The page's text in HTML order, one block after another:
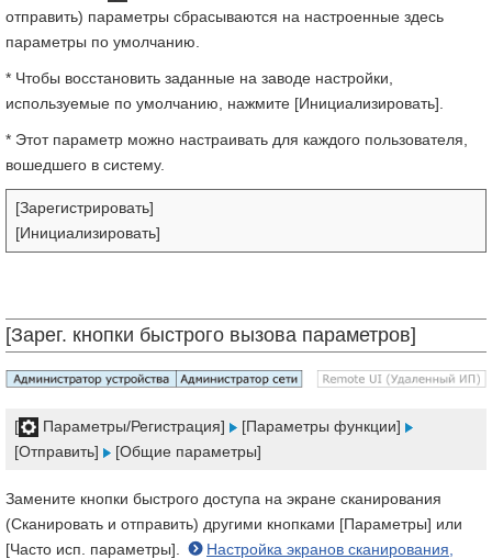
отправить) параметры сбрасываются на настроенные здесь
параметры по умолчанию.
* Чтобы восстановить заданные на заводе настройки,
используемые по умолчанию, нажмите [Инициализировать].
* Этот параметр можно настраивать для каждого пользователя,
вошедшего в систему.
[Зарегистрировать]
[Инициализировать]
[Зарег. кнопки быстрого вызова параметров]
[ Параметры/Регистрация]
[Параметры функции]
[Отправить]
[Общие параметры]
Замените кнопки быстрого доступа на экране сканирования
(Сканировать и отправить) другими кнопками [Параметры] или
[Часто исп. параметры].
Настройка экранов сканирования,